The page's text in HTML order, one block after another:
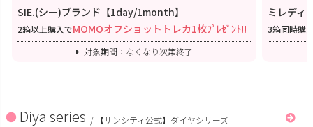
SIE.(シー)ブランド【1day/1month】
2箱以上購入でMOMOオフショットトレカ1枚ﾌﾟﾚｾﾞﾝﾄ!!
対象期間：なくなり次第終了
ミレディ
3箱同時購
Diya series / 【サンシティ公式】ダイヤシリーズ